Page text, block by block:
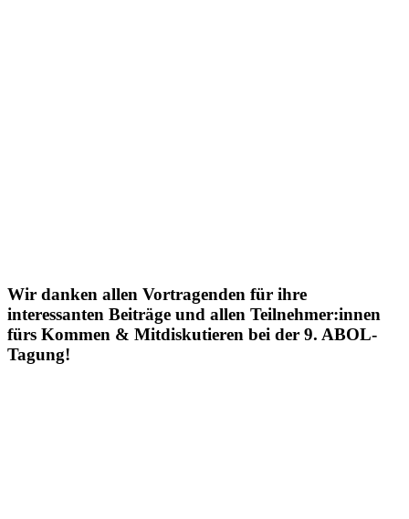
Wir danken allen Vortragenden für ihre
interessanten Beiträge und allen Teilnehmer:innen
fürs Kommen & Mitdiskutieren bei der 9. ABOL-
Tagung!